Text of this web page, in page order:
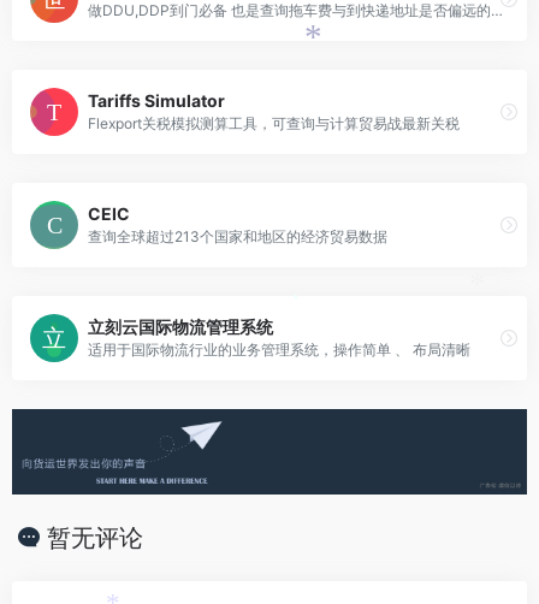
做DDU,DDP到门必备 也是查询拖车费与到快递地址是否偏远的依据
Tariffs Simulator
Flexport关税模拟测算工具，可查询与计算贸易战最新关税
CEIC
查询全球超过213个国家和地区的经济贸易数据
立刻云国际物流管理系统
适用于国际物流行业的业务管理系统，操作简单 、 布局清晰
暂无评论